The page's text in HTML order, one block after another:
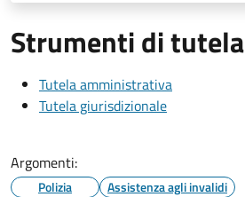
Strumenti di tutela
Tutela amministrativa
Tutela giurisdizionale
Argomenti:
Polizia Assistenza agli invalidi